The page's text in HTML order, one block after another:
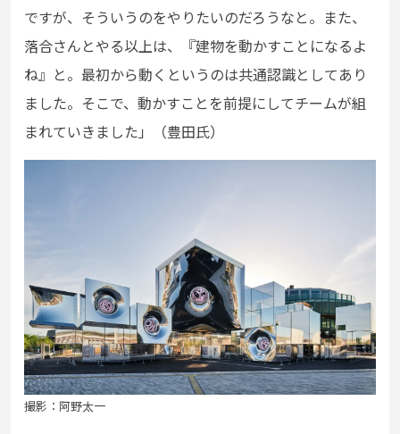
ですが、そういうのをやりたいのだろうなと。また、
落合さんとやる以上は、『建物を動かすことになるよ
ね』と。最初から動くというのは共通認識としてあり
ました。そこで、動かすことを前提にしてチームが組
まれていきました」（豊田氏）
撮影：阿野太一